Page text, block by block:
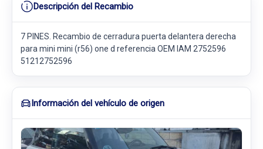
Descripción del Recambio
7 PINES. Recambio de cerradura puerta delantera derecha
para mini mini (r56) one d referencia OEM IAM 2752596
51212752596
Información del vehículo de origen